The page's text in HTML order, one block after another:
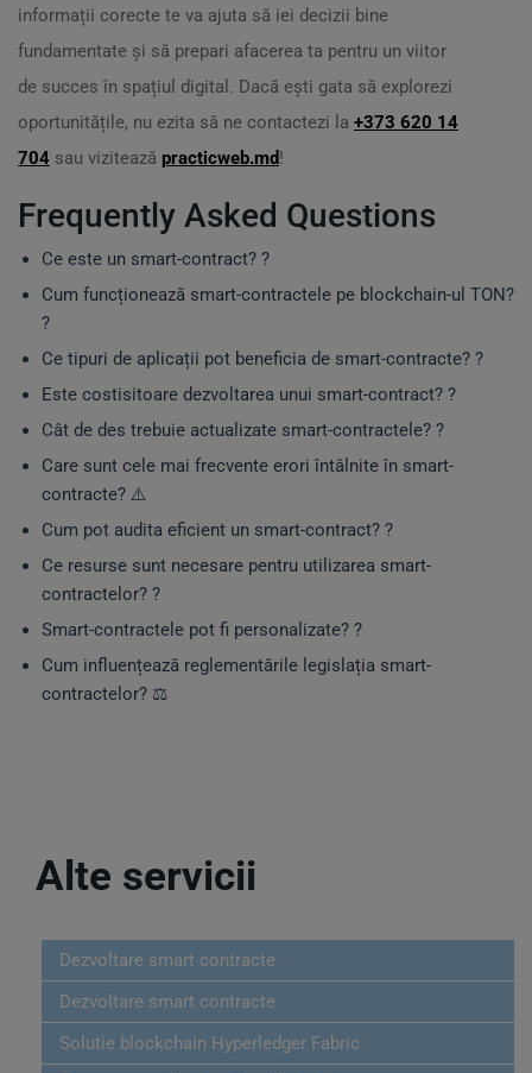
informații corecte te va ajuta să iei decizii bine
fundamentate și să prepari afacerea ta pentru un viitor
de succes în spațiul digital. Dacă ești gata să explorezi
oportunitățile, nu ezita să ne contactezi la +373 620 14
704 sau vizitează practicweb.md!
Frequently Asked Questions
Ce este un smart-contract? ?
Cum funcționează smart-contractele pe blockchain-ul TON?
?
Ce tipuri de aplicații pot beneficia de smart-contracte? ?
Este costisitoare dezvoltarea unui smart-contract? ?
Cât de des trebuie actualizate smart-contractele? ?
Care sunt cele mai frecvente erori întâlnite în smart-
contracte? ⚠️
Cum pot audita eficient un smart-contract? ?
Ce resurse sunt necesare pentru utilizarea smart-
contractelor? ?
Smart-contractele pot fi personalizate? ?️
Cum influențează reglementările legislația smart-
contractelor? ⚖️
Alte servicii
Dezvoltare smart contracte
Dezvoltare smart contracte
Solutie blockchain Hyperledger Fabric